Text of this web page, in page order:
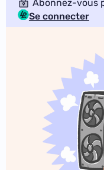
Abonnez-vous
Se connecter